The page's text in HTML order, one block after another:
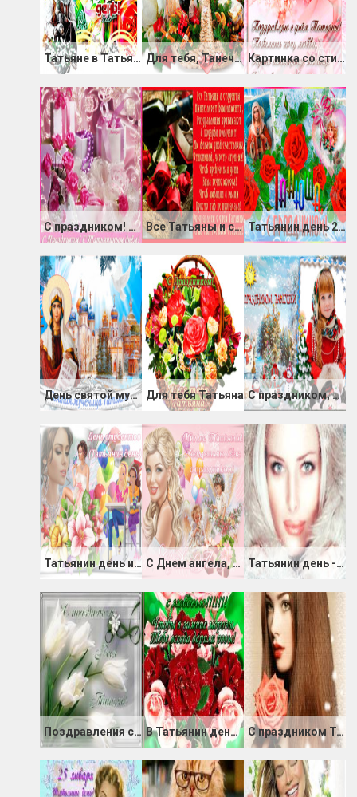
Татьяне в Татьянин день Для тебя, Танечка! Картинка со стихами с Днём Татьяны 25 января
С праздником! С Татьяниным днём Все Татьяны и студенты нынче ловят комплименты Татьянин день 25 января
День святой мученицы Татьяны Для тебя Татьяна С праздником, Танюшки
Татьянин день или День студента - 25 января С Днем ангела, Татьяна! Татьянин день - Поздравления для Татьяны
Поздравления с праздником Всех Татьян В Татьянин день с любовью С праздником Танюша